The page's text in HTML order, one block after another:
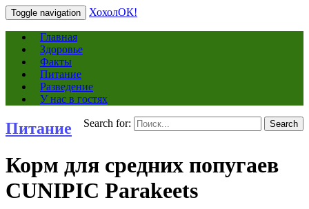
Toggle navigation ХохолОК!
Главная
Здоровье
Факты
Питание
Разведение
У нас в гостях
Search for: Search
Питание
Корм для средних попугаев
CUNIPIC Parakeets